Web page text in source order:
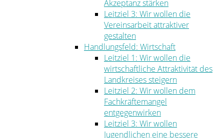
Akzeptanz stärken
Leitziel 3: Wir wollen die
Vereinsarbeit attraktiver
gestalten
Handlungsfeld: Wirtschaft
Leitziel 1: Wir wollen die
wirtschaftliche Attraktivität des
Landkreises steigern
Leitziel 2: Wir wollen dem
Fachkräftemangel
entgegenwirken
Leitziel 3: Wir wollen
Jugendlichen eine bessere